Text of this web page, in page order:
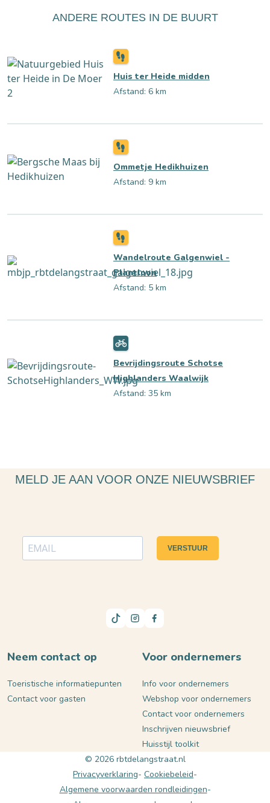
ANDERE ROUTES IN DE BUURT
Huis ter Heide midden
Afstand: 6 km
Ommetje Hedikhuizen
Afstand: 9 km
Wandelroute Galgenwiel -
Plantloon
Afstand: 5 km
Bevrijdingsroute Schotse
Highlanders Waalwijk
Afstand: 35 km
MELD JE AAN VOOR ONZE NIEUWSBRIEF
VERSTUUR
Neem contact op
Toeristische informatiepunten
Contact voor gasten
Voor ondernemers
Info voor ondernemers
Webshop voor ondernemers
Contact voor ondernemers
Inschrijven nieuwsbrief
Huisstijl toolkit
© 2026 rbtdelangstraat.nl
Privacyverklaring Cookiebeleid
Algemene voorwaarden rondleidingen